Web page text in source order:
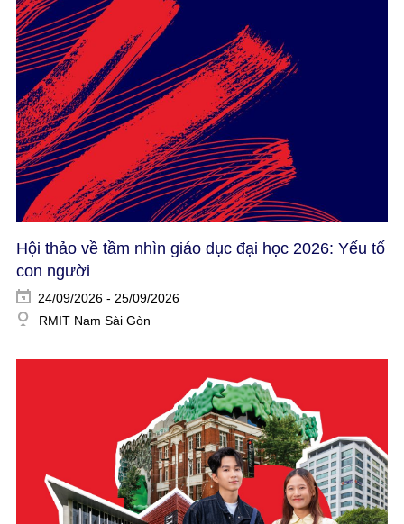
Hội thảo về tầm nhìn giáo dục đại học 2026: Yếu tố
con người​
24/09/2026 - 25/09/2026
RMIT Nam Sài Gòn